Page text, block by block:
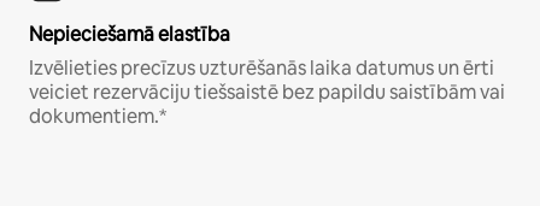
Nepieciešamā elastība
Izvēlieties precīzus uzturēšanās laika datumus un ērti
veiciet rezervāciju tiešsaistē bez papildu saistībām vai
dokumentiem.*